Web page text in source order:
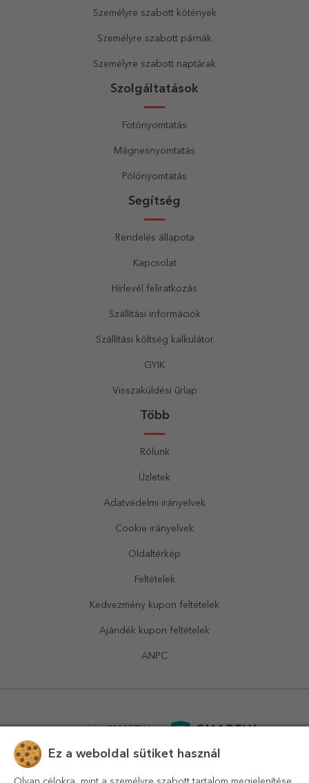
Személyre szabott kötények
Személyre szabott párnák
Személyre szabott naptárak
Szolgáltatások
Fotónyomtatás
Mágnesnyomtatás
Pólónyomtatás
Segítség
Rendelés állapota
Kapcsolat
Hírlevél feliratkozás
Szállítási információk
Szállítási költség kalkulátor
GYIK
Visszaküldési űrlap
Több
Rólunk
Üzletek
Adatvédelmi irányelvek
Cookie irányelvek
Oldaltérkép
Feltételek
Kedvezmény kupon feltételek
Ajándék kupon feltételek
ANPC
powered bySMARTLY.ro
Ez a weboldal sütiket használ